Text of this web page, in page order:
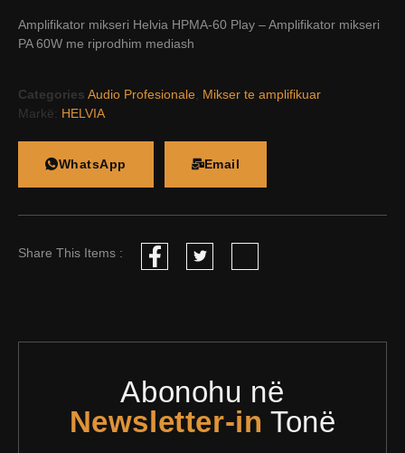
Amplifikator mikseri Helvia HPMA-60 Play – Amplifikator mikseri
PA 60W me riprodhim mediash
Categories Audio Profesionale Mikser te amplifikuar
Markë: HELVIA
WhatsApp Email
Share This Items :
Abonohu në
Newsletter-in Tonë